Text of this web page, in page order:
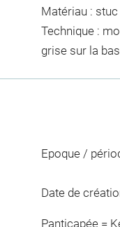
Matériau : stuc
Technique :
grise sur la
Epoque /
Date de
Panticapée =